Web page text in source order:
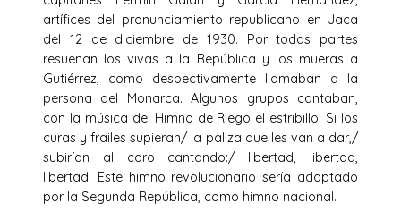
artífices del pronunciamiento republicano en Jaca
del 12 de diciembre de 1930. Por todas partes
resuenan los vivas a la República y los mueras a
Gutiérrez, como despectivamente llamaban a la
persona del Monarca. Algunos grupos cantaban,
con la música del Himno de Riego el estribillo: Si los
curas y frailes supieran/ la paliza que les van a dar,/
subirían al coro cantando:/ libertad, libertad,
libertad. Este himno revolucionario sería adoptado
por la Segunda República, como himno nacional.